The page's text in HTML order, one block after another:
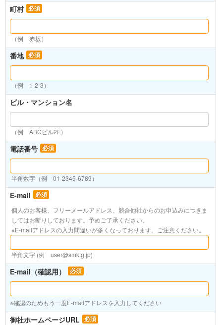
町村 必須
（例 赤坂）
番地 必須
（例 1-2-3）
ビル・マンション名
（例 ABCビル2F）
電話番号 必須
半角数字（例 01-2345-6789）
E-mail
必須
個人のお客様、フリーメールアドレス、競合他社からのお申込みにつきま
してはお断りしております。予めご了承ください。
※E-mailアドレスの入力間違いが多くなっております。ご注意ください。
半角文字 (例 user@smktg.jp)
E-mail（確認用） 必須
※確認のためもう一度E-mailアドレスを入力してください
御社ホームページURL
必須